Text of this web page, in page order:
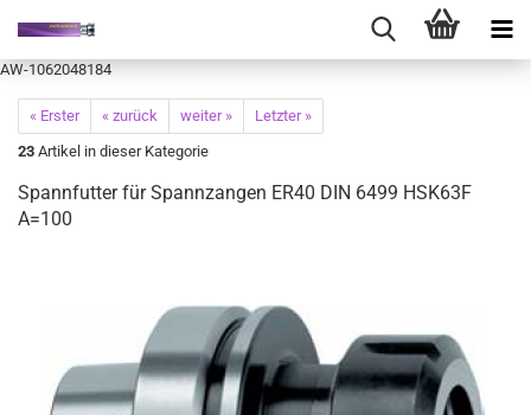
AW-1062048184
« Erster « zurück weiter »
Letzter »
23 Artikel in dieser Kategorie
Spannfutter für Spannzangen ER40 DIN 6499 HSK63F
A=100